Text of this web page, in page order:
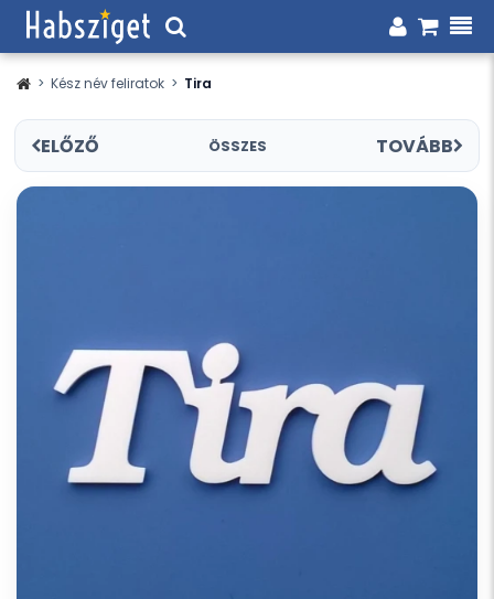
> Kész név feliratok > Tira
ELŐZŐ ÖSSZES TOVÁBB